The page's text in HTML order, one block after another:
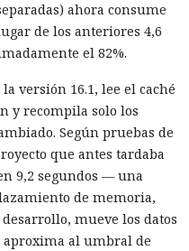
ahora consume
de los anteriores 4,6
el 82%.
versión 16.1, lee el caché
y recompila solo los
Según pruebas de
que antes tardaba
9,2 segundos — una
de memoria,
mueve los datos
aproxima al umbral de